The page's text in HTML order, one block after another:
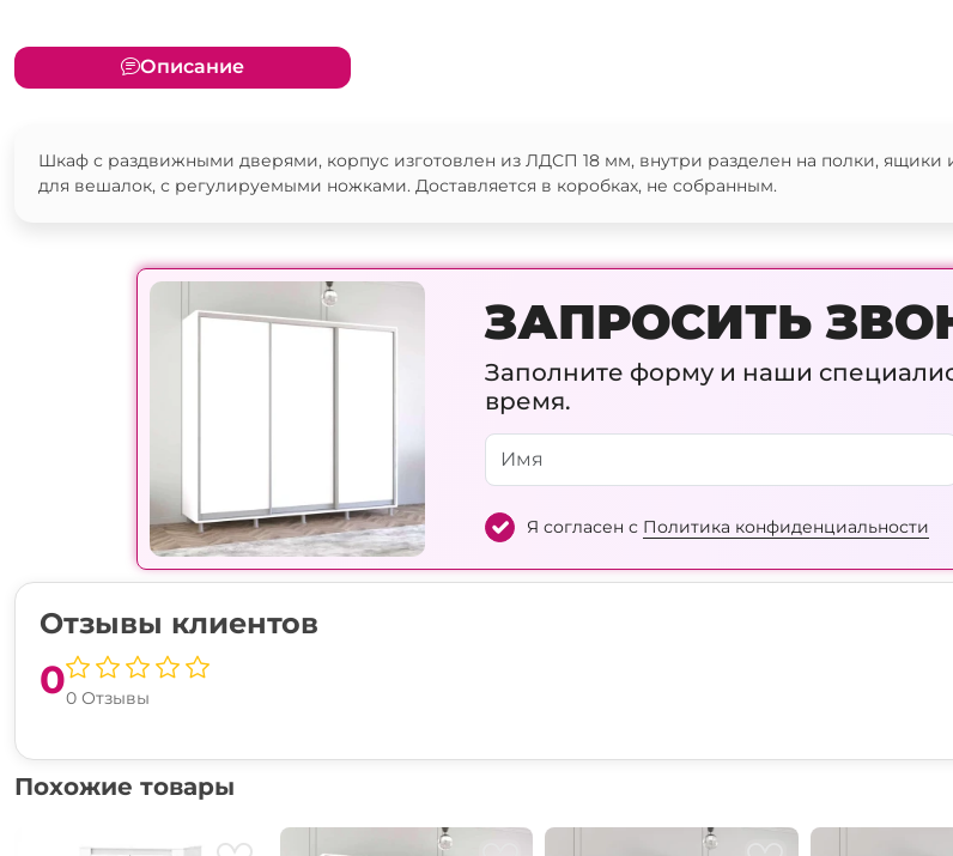
Описание
Шкаф с раздвижными дверями, корпус изготовлен из ЛДСП 18 мм, внутри разделен на полки, ящики
для вешалок, с регулируемыми ножками. Доставляется в коробках, не собранным.
ЗАПРОСИТЬ
Заполните форму и наши
время.
Я согласен с Политика конфиденциальности
Отзывы клиентов
00 Отзывы
Похожие товары